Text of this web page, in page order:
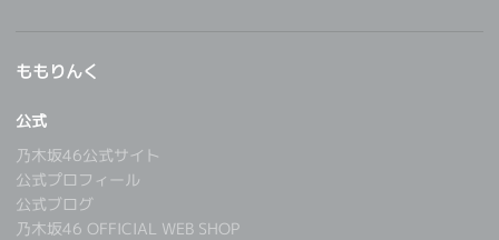
ももりんく
公式
乃木坂46公式サイト
公式プロフィール
公式ブログ
乃木坂46 OFFICIAL WEB SHOP